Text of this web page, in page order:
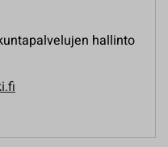
hallinto